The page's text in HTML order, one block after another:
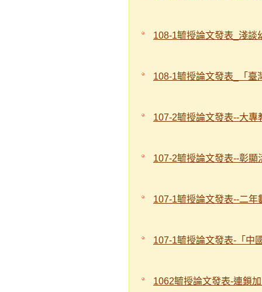
108-1毓授論文發表_淺談
108-1毓授論文發表_「臺
107-2毓授論文發表--大專
107-2毓授論文發表--彰顯
107-1毓授論文發表--二
107-1毓授論文發表-「中
1062毓授論文發表-連鎖